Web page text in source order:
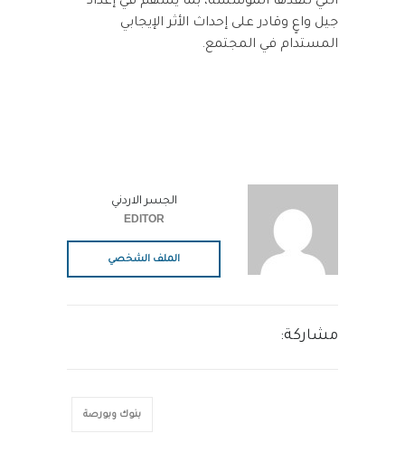
جيل واعٍ وقادر على إحداث الأثر الإيجابي
المستدام في المجتمع.
الجسر الاردني
EDITOR
الملف الشخصي
مشاركة:
بنوك وبورصة